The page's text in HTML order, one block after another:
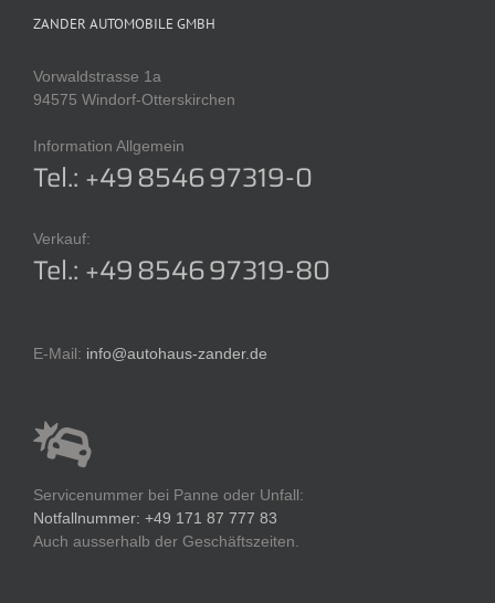
ZANDER AUTOMOBILE GMBH
Vorwaldstrasse 1a
94575 Windorf-Otterskirchen
Information Allgemein
Tel.: +49 8546 97319-0
Verkauf:
Tel.: +49 8546 97319-80
E-Mail: info@autohaus-zander.de
Servicenummer bei Panne oder Unfall:
Notfallnummer: +49 171 87 777 83
Auch ausserhalb der Geschäftszeiten.